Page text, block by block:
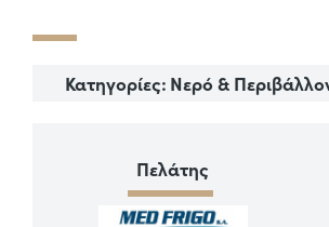
Κατηγορίες: Νερό &
Πελάτης